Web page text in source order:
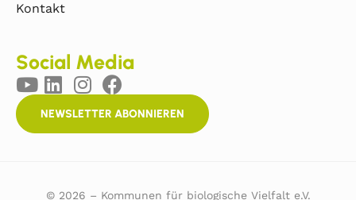
Kontakt
Social Media
NEWSLETTER ABONNIEREN
© 2026 – Kommunen für biologische Vielfalt e.V.